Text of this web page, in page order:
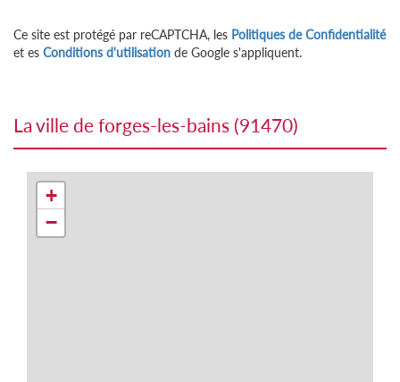
Ce site est protégé par reCAPTCHA, les Politiques de Confidentialité
et es Conditions d'utilisation de Google s'appliquent.
la ville de forges-les-bains (91470)
+
−